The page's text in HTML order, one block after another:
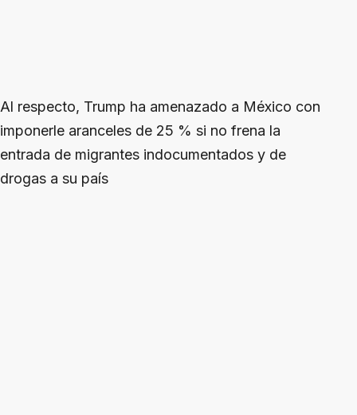
Al respecto, Trump ha amenazado a México con
imponerle aranceles de 25 % si no frena la
entrada de migrantes indocumentados y de
drogas a su país